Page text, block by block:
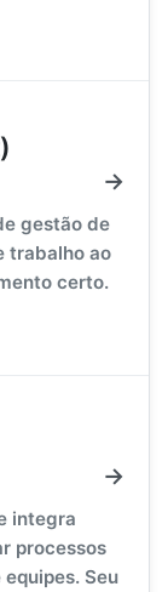
→
gestão de
trabalho ao
certo.
→
integra
processos
Seu